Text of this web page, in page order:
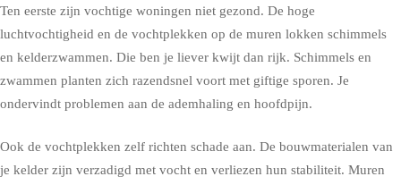
Ten eerste zijn vochtige woningen niet gezond. De hoge
luchtvochtigheid en de vochtplekken op de muren lokken schimmels
en kelderzwammen. Die ben je liever kwijt dan rijk. Schimmels en
zwammen planten zich razendsnel voort met giftige sporen. Je
ondervindt problemen aan de ademhaling en hoofdpijn.
Ook de vochtplekken zelf richten schade aan. De bouwmaterialen van
je kelder zijn verzadigd met vocht en verliezen hun stabiliteit. Muren